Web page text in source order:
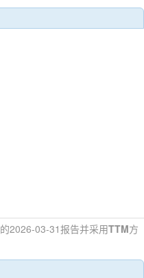
的2026-03-31报告并采用TTM方